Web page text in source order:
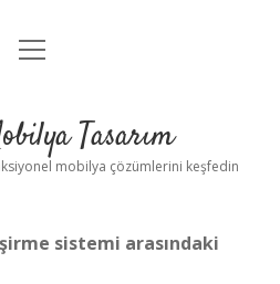
Anasayfa
Uyarı
menüyü
Tasarım
mobilya çözümlerini keşfedin
sistemi arasındaki